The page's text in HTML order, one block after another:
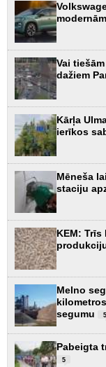
Vai
dažiem
Kārļa
ierīkos
Mēneša
staciju
KEM:
Melno
segumu
5
Pabeigta
5